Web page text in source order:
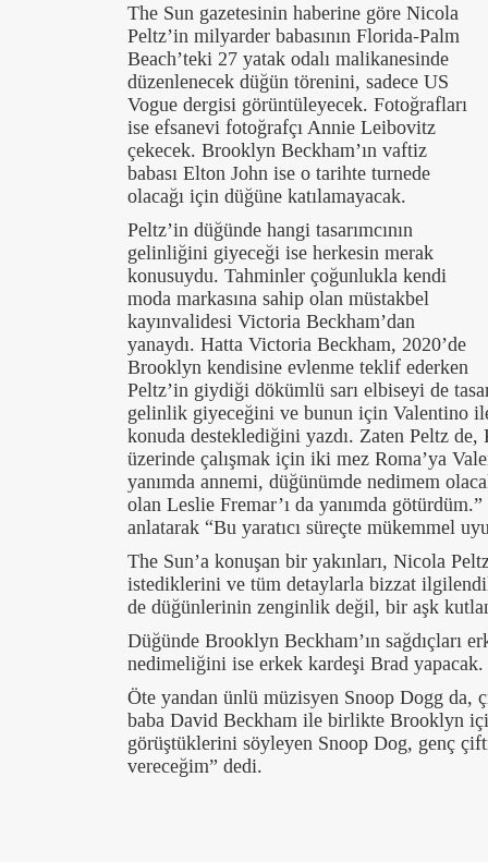
The Sun gazetesinin haberine göre Nicola
Peltz’in milyarder babasının Florida-Palm
Beach’teki 27 yatak odalı malikanesinde
düzenlenecek düğün törenini, sadece US
Vogue dergisi görüntüleyecek. Fotoğrafları
ise efsanevi fotoğrafçı Annie Leibovitz
çekecek. Brooklyn Beckham’ın vaftiz
babası Elton John ise o tarihte turnede
olacağı için düğüne katılamayacak.
Peltz’in düğünde hangi tasarımcının
gelinliğini giyeceği ise herkesin merak
konusuydu. Tahminler çoğunlukla kendi
moda markasına sahip olan müstakbel
kayınvalidesi Victoria Beckham’dan
yanaydı. Hatta Victoria Beckham, 2020’de
Brooklyn kendisine evlenme teklif ederken
Peltz’in giydiği dökümlü sarı elbiseyi de
gelinlik giyeceğini ve bunun için Valentino
konuda desteklediğini yazdı. Zaten Peltz
üzerinde çalışmak için iki mez Roma’ya
yanımda annemi, düğünümde nedimem
olan Leslie Fremar’ı da yanımda
anlatarak “Bu yaratıcı süreçte mükemmel
The Sun’a konuşan bir yakınları, Nicola
istediklerini ve tüm detaylarla bizzat
de düğünlerinin zenginlik değil, bir aşk
Düğünde Brooklyn Beckham’ın sağdıçları
nedimeliğini ise erkek kardeşi Brad yapacak.
Öte yandan ünlü müzisyen Snoop Dogg da,
baba David Beckham ile birlikte Brooklyn
görüştüklerini söyleyen Snoop Dog, genç
vereceğim” dedi.